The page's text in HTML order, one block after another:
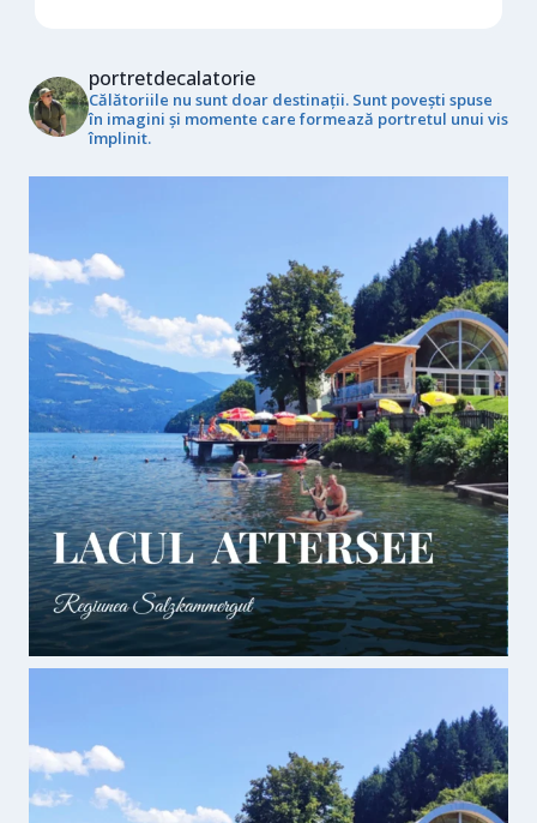
portretdecalatorie
Călătoriile nu sunt doar destinații. Sunt povești spuse
în imagini și momente care formează portretul unui vis
împlinit.